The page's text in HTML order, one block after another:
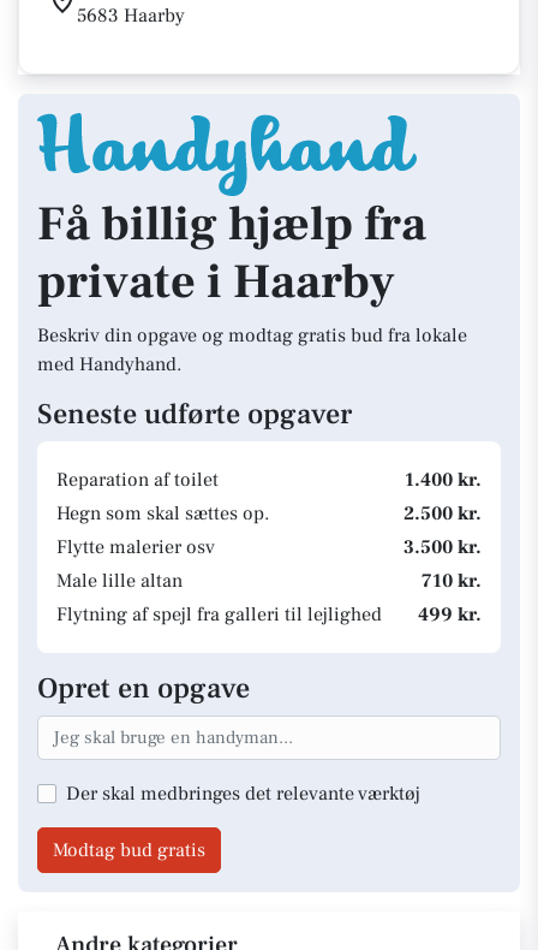
5683 Haarby
Få billig hjælp fra
private i Haarby
Beskriv din opgave og modtag gratis bud fra lokale
med Handyhand.
Seneste udførte opgaver
Reparation af toilet
1.400 kr.
Hegn som skal sættes op.
2.500 kr.
Flytte malerier osv
3.500 kr.
Male lille altan
710 kr.
Flytning af spejl fra galleri til lejlighed
499 kr.
Opret en opgave
Der skal medbringes det relevante værktøj
Modtag bud gratis